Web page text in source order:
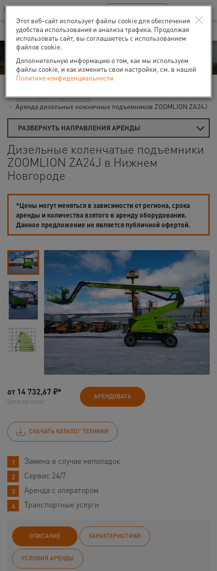
Ваш город:Нижний Новгород
В Вашем регионе нет наших офисов RU EN
Аренда
Коленчатые подъемники
Аренда дизельных ножничных подъемников ZOOMLION ZA24J
РАЗВЕРНУТЬ НАПРАВЛЕНИЯ АРЕНДЫ
Дизельные коленчатые подъемники
ZOOMLION ZA24J в Нижнем
Новгороде
*Цены могут меняться в зависимости от региона, срока
аренды и количества взятого в аренду оборудования.
Данное предложение не является публичной офертой.
от 14 732,67 ₽*
Цена за сутки
АРЕНДОВАТЬ
СКАЧАТЬ КАТАЛОГ ТЕХНИКИ
Замена в случае неполадок
Сервис 24/7
Аренда с оператором
Транспортные услуги
ОПИСАНИЕ ХАРАКТЕРИСТИКИ
УСЛОВИЯ АРЕНДЫ
×
Этот веб-сайт использует файлы cookie для обеспечения
удобства использования и анализа трафика. Продолжая
использовать сайт, вы соглашаетесь с использованием
файлов cookie.
Дополнительную информацию о том, как мы используем
файлы cookie, и как изменить свои настройки, см. в нашей
Политике конфиденциальности